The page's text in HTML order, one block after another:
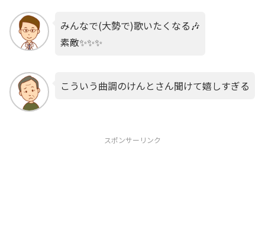
みんなで(大勢で)歌いたくなる🎶
素敵✨✨✨
こういう曲調のけんとさん聞けて嬉しすぎる
スポンサーリンク